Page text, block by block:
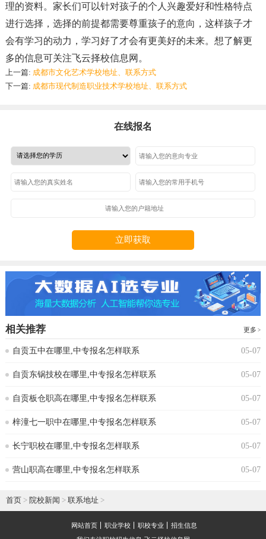
理的资料。家长们可以针对孩子的个人兴趣爱好和性格特点
进行选择，选择的前提都需要尊重孩子的意向，这样孩子才
会有学习的动力，学习好了才会有更美好的未来。想了解更
多的信息可关注飞云择校信息网。
上一篇: 成都市文化艺术学校地址、联系方式
下一篇: 成都市现代制造职业技术学校地址、联系方式
在线报名
立即获取
相关推荐 更多
自贡五中在哪里,中专报名怎样联系 05-07
自贡东锅技校在哪里,中专报名怎样联系 05-07
自贡板仓职高在哪里,中专报名怎样联系 05-07
梓潼七一职中在哪里,中专报名怎样联系 05-07
长宁职校在哪里,中专报名怎样联系 05-07
营山职高在哪里,中专报名怎样联系 05-07
首页 > 院校新闻 > 联系地址 >
网站首页 职业学校 职校专业
招生信息